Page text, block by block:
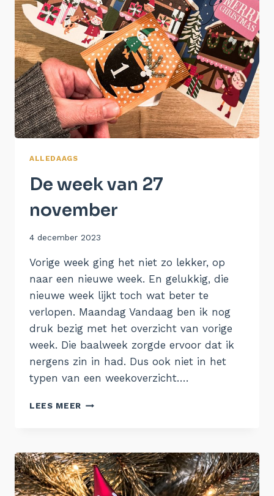
ALLEDAAGS
De week van 27
november
Door
4 december 2023
Vorige week ging het niet zo lekker, op
naar een nieuwe week. En gelukkig, die
nieuwe week lijkt toch wat beter te
verlopen. Maandag Vandaag ben ik nog
druk bezig met het overzicht van vorige
week. Die baalweek zorgde ervoor dat ik
nergens zin in had. Dus ook niet in het
typen van een weekoverzicht….
LEES MEER DE
NOVEMBER